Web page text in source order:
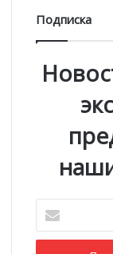
Подписка
Email
адрес